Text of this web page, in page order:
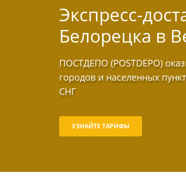
Экспресс-
Белорецка в
ПОСТДЕПО (POSTDEPO)
городов и населенных
СНГ
УЗНАЙТЕ ТАРИФЫ